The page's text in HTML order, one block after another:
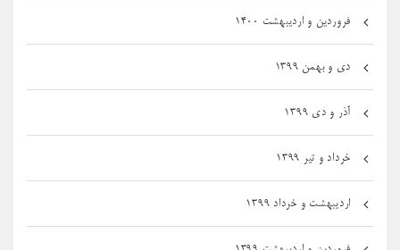
فروردین و اردیبهشت ۱۴۰۰
دی و بهمن ۱۳۹۹
آذر و دی ۱۳۹۹
خرداد و تیر ۱۳۹۹
اردیبهشت و خرداد ۱۳۹۹